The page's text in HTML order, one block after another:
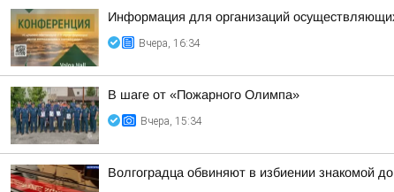
Информация для организаций
Вчера, 16:34
В шаге от «Пожарного Олимпа»
Вчера, 15:34
Волгоградца обвиняют в избиении знакомой